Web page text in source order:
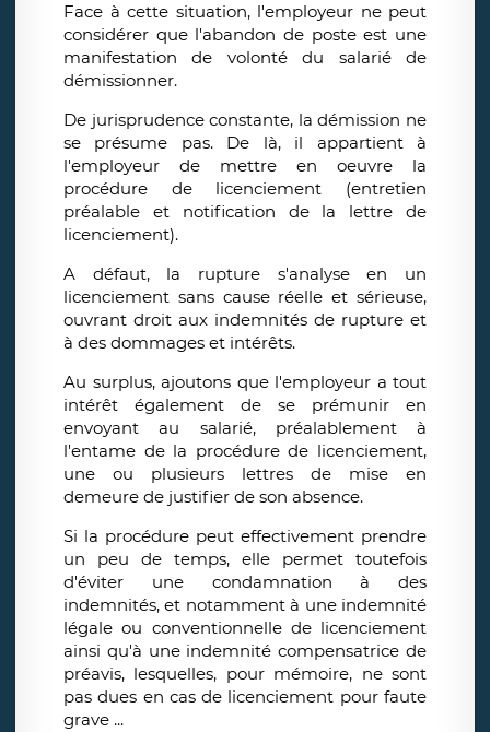
Face à cette situation, l'employeur ne peut
considérer que l'abandon de poste est une
manifestation de volonté du salarié de
démissionner.
De jurisprudence constante, la démission ne
se présume pas. De là, il appartient à
l'employeur de mettre en oeuvre la
procédure de licenciement (entretien
préalable et notification de la lettre de
licenciement).
A défaut, la rupture s'analyse en un
licenciement sans cause réelle et sérieuse,
ouvrant droit aux indemnités de rupture et
à des dommages et intérêts.
Au surplus, ajoutons que l'employeur a tout
intérêt également de se prémunir en
envoyant au salarié, préalablement à
l'entame de la procédure de licenciement,
une ou plusieurs lettres de mise en
demeure de justifier de son absence.
Si la procédure peut effectivement prendre
un peu de temps, elle permet toutefois
d'éviter une condamnation à des
indemnités, et notamment à une indemnité
légale ou conventionnelle de licenciement
ainsi qu'à une indemnité compensatrice de
préavis, lesquelles, pour mémoire, ne sont
pas dues en cas de licenciement pour faute
grave ...